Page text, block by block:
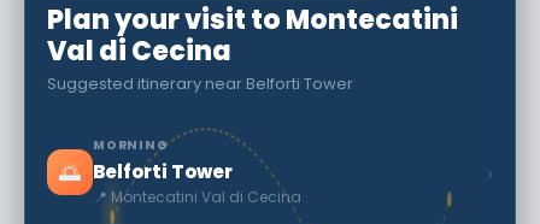
Plan your visit to Montecatini
Val di Cecina
Suggested itinerary near Belforti Tower
🌅
MORNING
Belforti Tower
📍 Montecatini Val di Cecina
›